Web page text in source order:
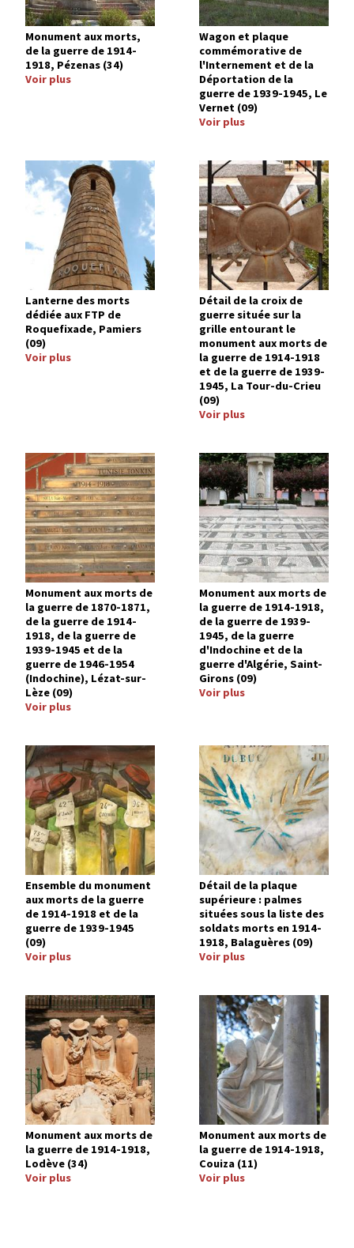
Monument aux morts,
de la guerre de 1914-
1918, Pézenas (34)
Voir plus
Wagon et plaque
commémorative de
l'Internement et de la
Déportation de la
guerre de 1939-1945, Le
Vernet (09)
Voir plus
Image
Lanterne des morts
dédiée aux FTP de
Roquefixade, Pamiers
(09)
Voir plus
Image
Détail de la croix de
guerre située sur la
grille entourant le
monument aux morts de
la guerre de 1914-1918
et de la guerre de 1939-
1945, La Tour-du-Crieu
(09)
Voir plus
Image
Monument aux morts de
la guerre de 1870-1871,
de la guerre de 1914-
1918, de la guerre de
1939-1945 et de la
guerre de 1946-1954
(Indochine), Lézat-sur-
Lèze (09)
Voir plus
Image
Monument aux morts de
la guerre de 1914-1918,
de la guerre de 1939-
1945, de la guerre
d'Indochine et de la
guerre d'Algérie, Saint-
Girons (09)
Voir plus
Image
Ensemble du monument
aux morts de la guerre
de 1914-1918 et de la
guerre de 1939-1945
(09)
Voir plus
Image
Détail de la plaque
supérieure : palmes
situées sous la liste des
soldats morts en 1914-
1918, Balaguères (09)
Voir plus
Image
Monument aux morts de
la guerre de 1914-1918,
Lodève (34)
Voir plus
Image
Monument aux morts de
la guerre de 1914-1918,
Couiza (11)
Voir plus